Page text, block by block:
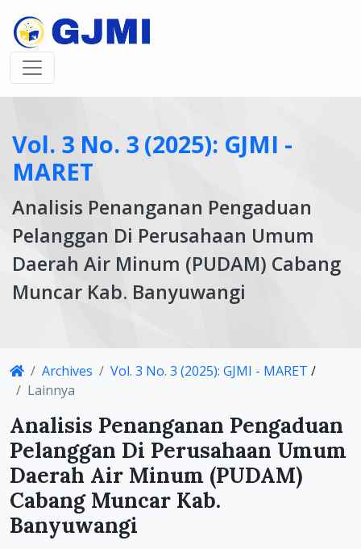
Vol. 3 No. 3 (2025): GJMI -
MARET
Analisis Penanganan Pengaduan
Pelanggan Di Perusahaan Umum
Daerah Air Minum (PUDAM) Cabang
Muncar Kab. Banyuwangi
DetailsArchives Vol. 3 No. 3 (2025): GJMI - MARET /
Lainnya
Analisis Penanganan Pengaduan
Pelanggan Di Perusahaan Umum
Daerah Air Minum (PUDAM)
Cabang Muncar Kab.
Banyuwangi